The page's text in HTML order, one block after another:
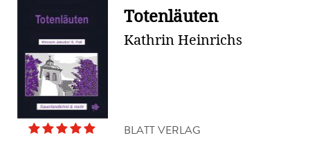
Totenläuten
Kathrin Heinrichs
BLATT VERLAG